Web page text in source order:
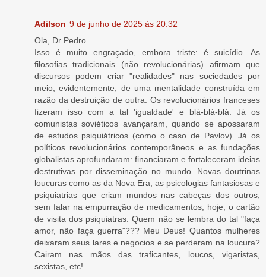
Adilson 9 de junho de 2025 às 20:32
Ola, Dr Pedro.
Isso é muito engraçado, embora triste: é suicídio. As
filosofias tradicionais (não revolucionárias) afirmam que
discursos podem criar "realidades" nas sociedades por
meio, evidentemente, de uma mentalidade construída em
razão da destruição de outra. Os revolucionários franceses
fizeram isso com a tal 'igualdade' e blá-blá-blá. Já os
comunistas soviéticos avançaram, quando se apossaram
de estudos psiquiátricos (como o caso de Pavlov). Já os
políticos revolucionários contemporâneos e as fundações
globalistas aprofundaram: financiaram e fortaleceram ideias
destrutivas por disseminação no mundo. Novas doutrinas
loucuras como as da Nova Era, as psicologias fantasiosas e
psiquiatrias que criam mundos nas cabeças dos outros,
sem falar na empurração de medicamentos, hoje, o cartão
de visita dos psiquiatras. Quem não se lembra do tal "faça
amor, não faça guerra"??? Meu Deus! Quantos mulheres
deixaram seus lares e negocios e se perderam na loucura?
Cairam nas mãos das traficantes, loucos, vigaristas,
sexistas, etc!